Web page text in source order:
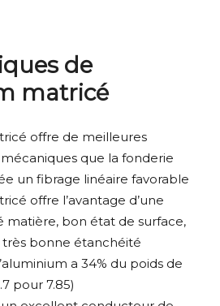
de
matricé
offre de meilleures
que la fonderie
un fibrage linéaire favorable
offre l’avantage d’une
matière, bon état de surface,
très bonne étanchéité
a 34% du poids de
pour 7.85)